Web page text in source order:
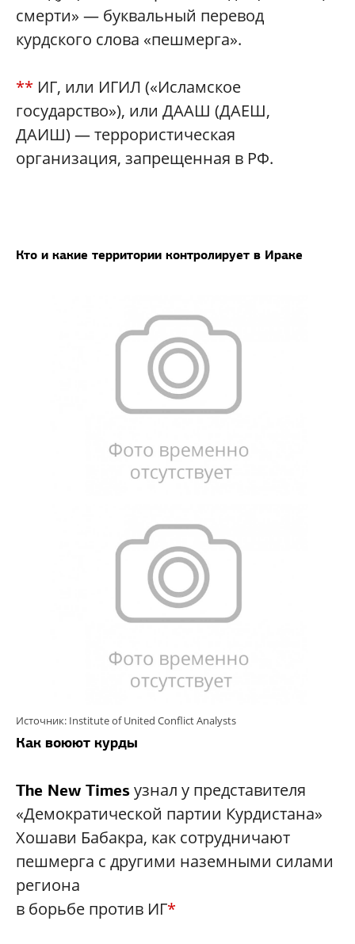
смерти» — буквальный перевод
курдского слова «пешмерга».
** ИГ, или ИГИЛ («Исламское
государство»), или ДААШ (ДАЕШ,
ДАИШ) — террористическая
организация, запрещенная в РФ.
Кто и какие территории контролирует в Ираке
Источник: Institute of United Conflict Analysts
Как воюют курды
The New Timesузнал у представителя
«Демократической партии Курдистана»
Хошави Бабакра, как сотрудничают
пешмерга с другими наземными силами
региона
в борьбе против ИГ*